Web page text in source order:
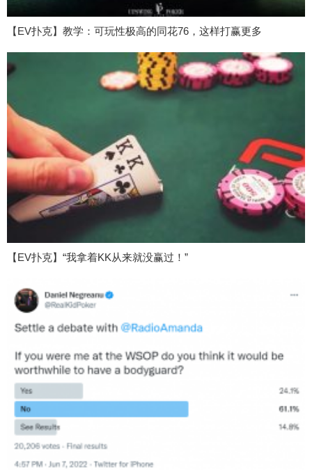
【EV扑克】教学：可玩性极高的同花76，这样打赢更多
【EV扑克】“我拿着KK从来就没赢过！”